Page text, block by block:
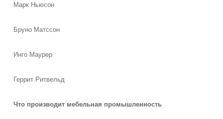
Марк Ньюсон
Бруно Матссон
Инго Маурер
Геррит Ритвельд
Что производит мебельная промышленность